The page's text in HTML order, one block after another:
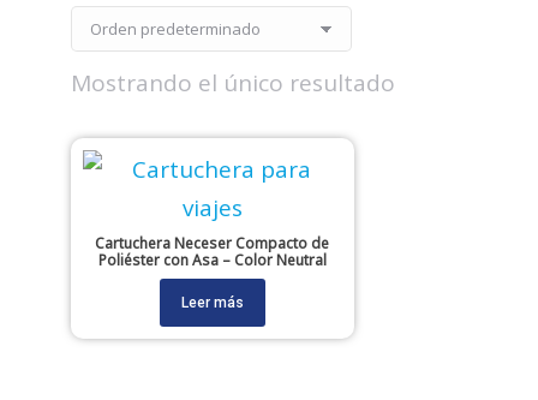
Mostrando el único resultado
Cartuchera Neceser Compacto de
Poliéster con Asa – Color Neutral
Leer más